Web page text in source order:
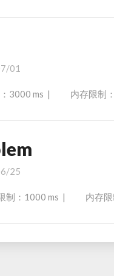
01
：3000 ms | 内存限制：
25
限制：1000 ms | 内存限